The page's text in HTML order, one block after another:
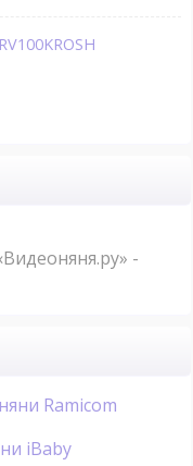
-
Ramicom
iBaby